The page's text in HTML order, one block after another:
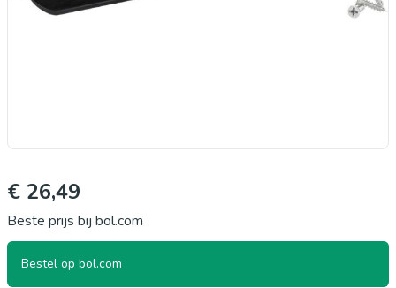
€ 26,49
Beste prijs bij bol.com
Bestel op bol.com